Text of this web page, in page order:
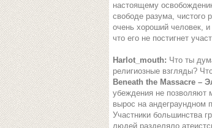
настоящему
свободе разума,
очень хороший человек,
что его не постигнет
Harlot_mouth: Что ты
религиозные взгляды?
Beneath the Massacre –
убеждения не позволяют
вырос на андеграундном
Участники большинства
людей разделяло